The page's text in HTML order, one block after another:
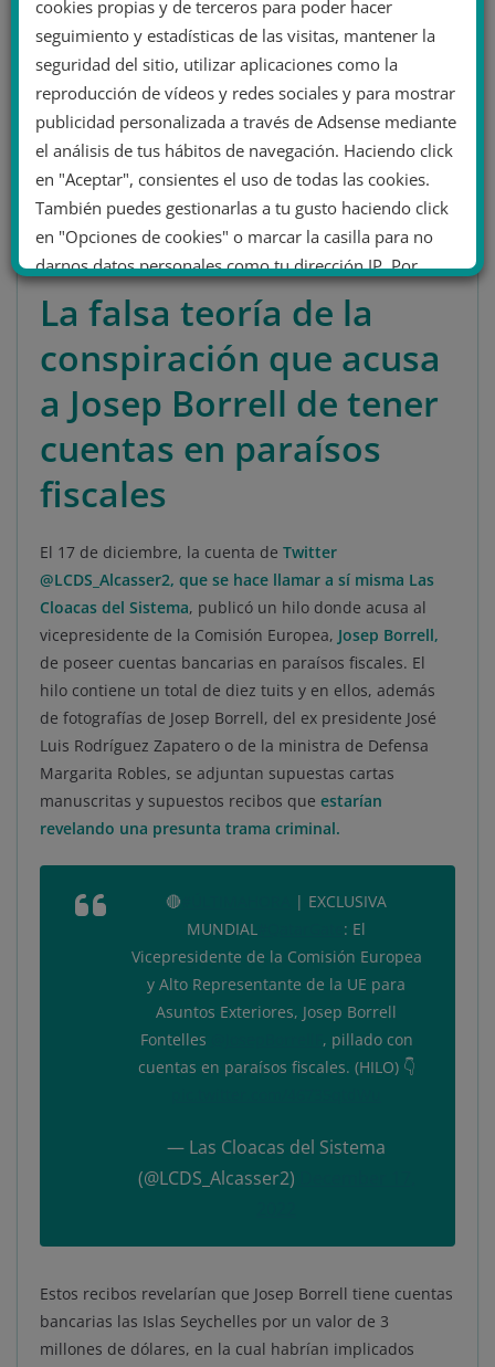
mediante torturas físicas y psicológicas. Diferentes
perfiles que apoyan estas teorías y que creen que tras
la izquierda en Estados Unidos hay una red de pedofilia
encubierta, sostienen queel adrenocromo lo extraen
de niños después de someterlos a torturas.
Sin embargo, de nuevo, no es más que una teoría de la
conspiración, que además ya circulaba hace muchos
años y de la que ahora se ha apropiado la extrema
derecha para sostener su discurso antipolítico.
La falsa teoría de la
conspiración que acusa
a Josep Borrell de tener
cuentas en paraísos
fiscales
El 17 de diciembre, la cuenta de Twitter
@LCDS_Alcasser2, que se hace llamar a sí misma Las
Cloacas del Sistema, publicó un hilo donde acusa al
vicepresidente de la Comisión Europea, Josep Borrell,
de poseer cuentas bancarias en paraísos fiscales. El
hilo contiene un total de diez tuits y en ellos, además
de fotografías de Josep Borrell, del ex presidente José
Luis Rodríguez Zapatero o de la ministra de Defensa
Margarita Robles, se adjuntan supuestas cartas
manuscritas y supuestos recibos que estarían
revelando una presunta trama criminal.
🔴
| EXCLUSIVA
MUNDIAL
: El
Vicepresidente de la Comisión Europea
y Alto Representante de la UE para
Asuntos Exteriores, Josep Borrell
Fontelles
, pillado con
cuentas en paraísos fiscales. (HILO) 👇
— Las Cloacas del Sistema
(@LCDS_Alcasser2)
Estos recibos revelarían que Josep Borrell tiene cuentas
bancarias las Islas Seychelles por un valor de 3
millones de dólares, en la cual habrían implicados
cookies propias y de terceros para poder hacer
seguimiento y estadísticas de las visitas, mantener la
seguridad del sitio, utilizar aplicaciones como la
reproducción de vídeos y redes sociales y para mostrar
publicidad personalizada a través de Adsense mediante
el análisis de tus hábitos de navegación. Haciendo click
en "Aceptar", consientes el uso de todas las cookies.
También puedes gestionarlas a tu gusto haciendo click
en "Opciones de cookies" o marcar la casilla para no
darnos datos personales como tu dirección IP. Por
último, puedes leer nuestra Política de cookies.
No dar mi información personal
Aceptar cookies
Rechazar cookies